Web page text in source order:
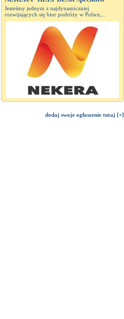
Jesteśmy jednym z najdynamiczniej
rozwijających się biur podróży w Polsce,...
dodaj swoje ogłoszenie tutaj [+]